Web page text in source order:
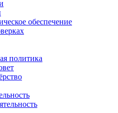
обеспечение
политика